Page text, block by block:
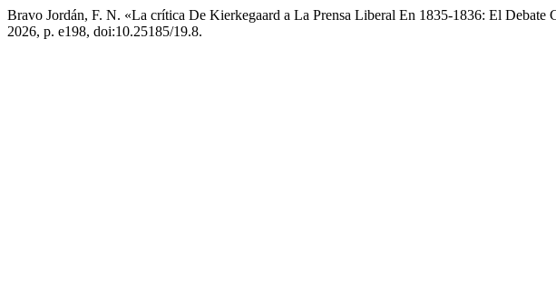
Bravo Jordán, F. N. «La crítica De Kierkegaard a La Prensa Liberal En 1835-1836: El Debate
2026, p. e198, doi:10.25185/19.8.